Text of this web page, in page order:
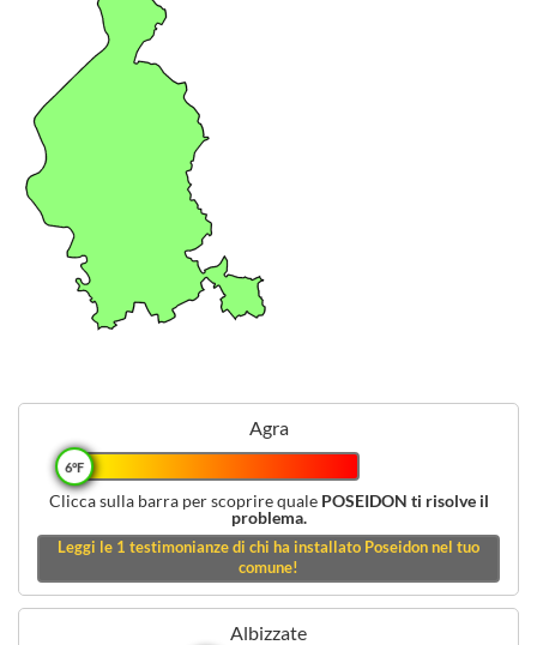
Agra
6°F
Clicca sulla barra per scoprire quale POSEIDON ti risolve il
problema.
Leggi le 1 testimonianze di chi ha installato Poseidon nel tuo
comune!
Albizzate